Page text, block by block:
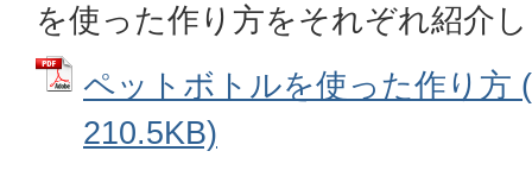
を使った作り方をそれぞれ紹介
ペットボトルを使った作り方
210.5KB)